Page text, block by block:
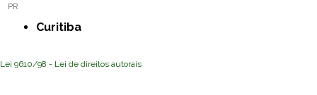
PR
Curitiba
Lei 9610/98 - Lei de direitos autorais